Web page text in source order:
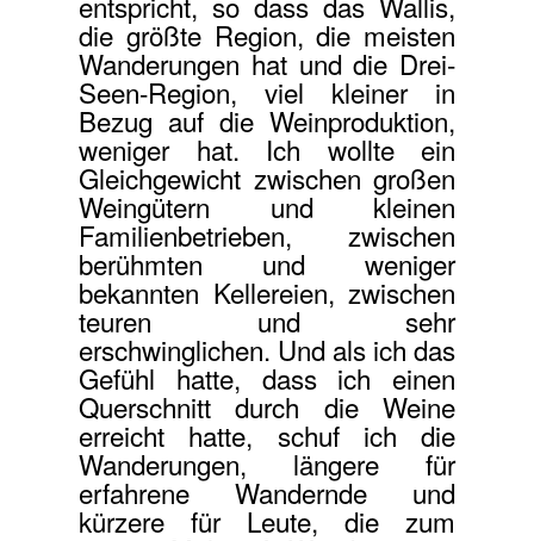
die größte Region, die meisten
Wanderungen hat und die Drei-
Seen-Region, viel kleiner in
Bezug auf die Weinproduktion,
weniger hat. Ich wollte ein
Gleichgewicht zwischen großen
Weingütern und kleinen
Familienbetrieben, zwischen
berühmten und weniger
bekannten Kellereien, zwischen
teuren und sehr
erschwinglichen. Und als ich das
Gefühl hatte, dass ich einen
Querschnitt durch die Weine
erreicht hatte, schuf ich die
Wanderungen, längere für
erfahrene Wandernde und
kürzere für Leute, die zum